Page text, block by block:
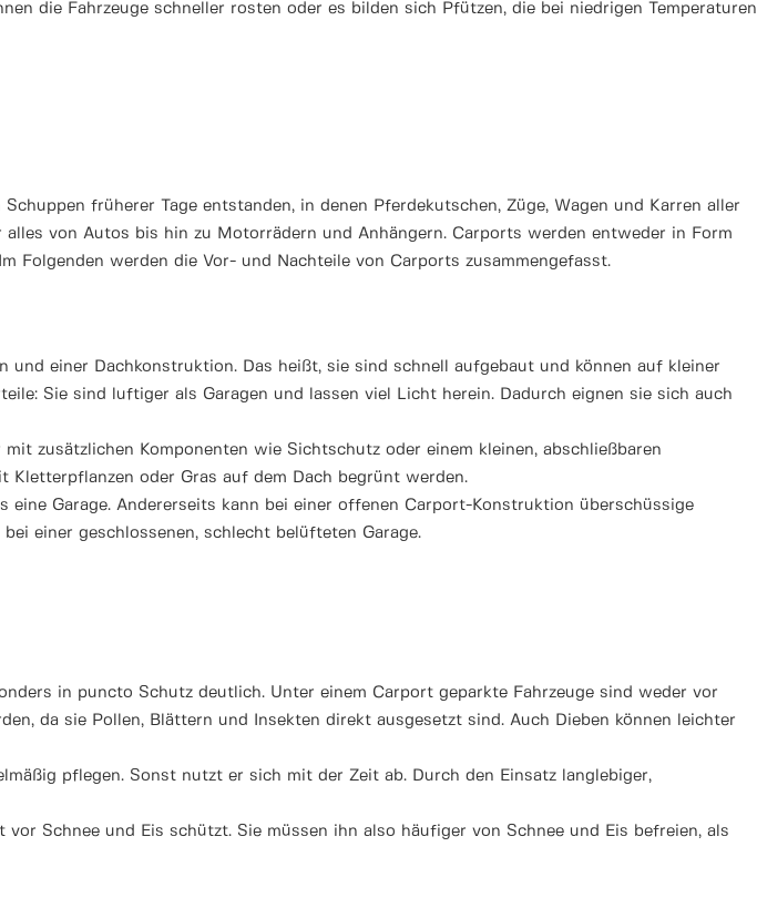
die Fahrzeuge schneller rosten oder es bilden sich Pfützen, die bei niedrigen Temperaturen
früherer Tage entstanden, in denen Pferdekutschen, Züge, Wagen und Karren aller
von Autos bis hin zu Motorrädern und Anhängern. Carports werden entweder in Form
Folgenden werden die Vor- und Nachteile von Carports zusammengefasst.
einer Dachkonstruktion. Das heißt, sie sind schnell aufgebaut und können auf kleiner
Sie sind luftiger als Garagen und lassen viel Licht herein. Dadurch eignen sie sich auch
zusätzlichen Komponenten wie Sichtschutz oder einem kleinen, abschließbaren
oder Gras auf dem Dach begrünt werden.
Garage. Andererseits kann bei einer offenen Carport-Konstruktion überschüssige
einer geschlossenen, schlecht belüfteten Garage.
in puncto Schutz deutlich. Unter einem Carport geparkte Fahrzeuge sind weder vor
da sie Pollen, Blättern und Insekten direkt ausgesetzt sind. Auch Dieben können leichter
pflegen. Sonst nutzt er sich mit der Zeit ab. Durch den Einsatz langlebiger,
Schnee und Eis schützt. Sie müssen ihn also häufiger von Schnee und Eis befreien, als